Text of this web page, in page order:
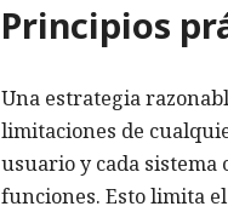
Principios
Una estrategia
limitaciones de
usuario y cada sistema
funciones. Esto limita